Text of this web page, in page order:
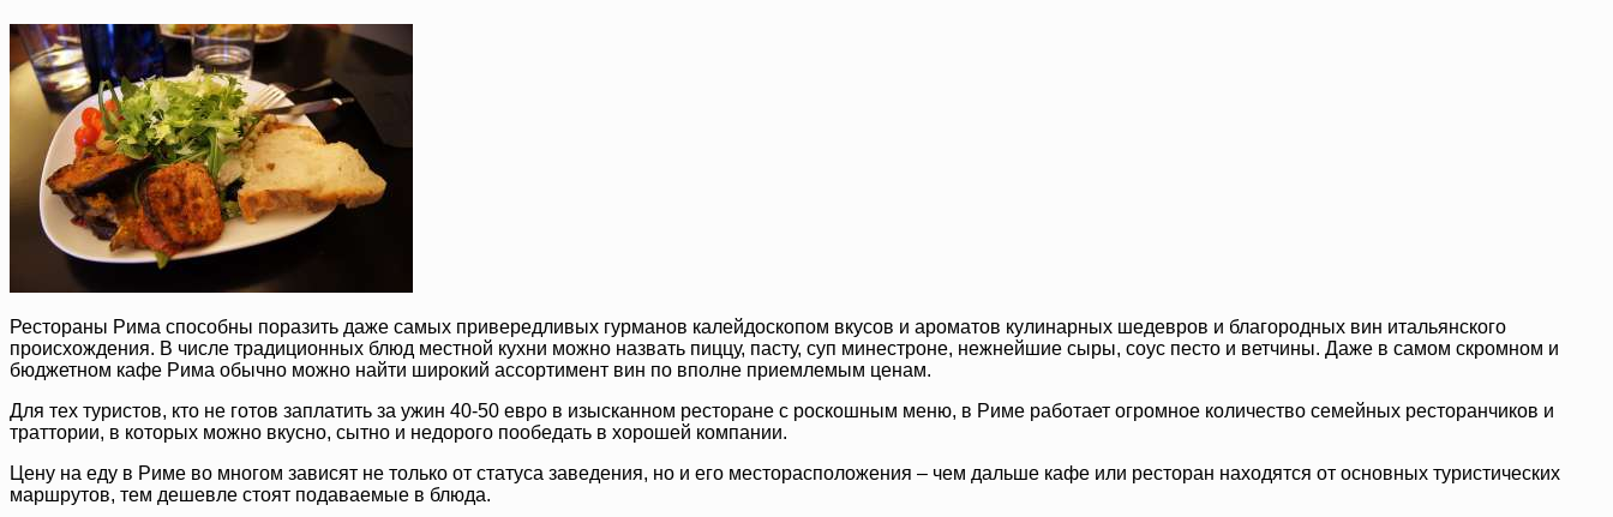
Рестораны Рима способны поразить даже самых привередливых гурманов калейдоскопом вкусов и ароматов кулинарных шедевров и благородных вин итальянского
происхождения. В числе традиционных блюд местной кухни можно назвать пиццу, пасту, суп минестроне, нежнейшие сыры, соус песто и ветчины. Даже в самом скромном и
бюджетном кафе Рима обычно можно найти широкий ассортимент вин по вполне приемлемым ценам.
Для тех туристов, кто не готов заплатить за ужин 40-50 евро в изысканном ресторане с роскошным меню, в Риме работает огромное количество семейных ресторанчиков и
траттории, в которых можно вкусно, сытно и недорого пообедать в хорошей компании.
Цену на еду в Риме во многом зависят не только от статуса заведения, но и его месторасположения – чем дальше кафе или ресторан находятся от основных туристических
маршрутов, тем дешевле стоят подаваемые в блюда.